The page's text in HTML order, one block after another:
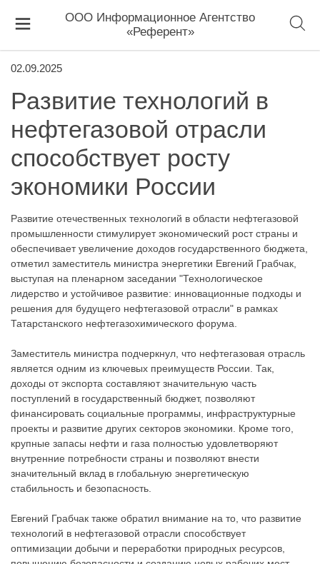
ООО Информационное Агентство
«Референт»
02.09.2025
Развитие технологий в
нефтегазовой отрасли
способствует росту
экономики России
Развитие отечественных технологий в области нефтегазовой
промышленности стимулирует экономический рост страны и
обеспечивает увеличение доходов государственного бюджета,
отметил заместитель министра энергетики Евгений Грабчак,
выступая на пленарном заседании "Технологическое
лидерство и устойчивое развитие: инновационные подходы и
решения для будущего нефтегазовой отрасли" в рамках
Татарстанского нефтегазохимического форума.
Заместитель министра подчеркнул, что нефтегазовая отрасль
является одним из ключевых преимуществ России. Так,
доходы от экспорта составляют значительную часть
поступлений в государственный бюджет, позволяют
финансировать социальные программы, инфраструктурные
проекты и развитие других секторов экономики. Кроме того,
крупные запасы нефти и газа полностью удовлетворяют
внутренние потребности страны и позволяют внести
значительный вклад в глобальную энергетическую
стабильность и безопасность.
Евгений Грабчак также обратил внимание на то, что развитие
технологий в нефтегазовой отрасли способствует
оптимизации добычи и переработки природных ресурсов,